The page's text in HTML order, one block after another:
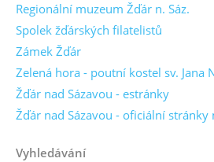
Regionální muzeum Žďár n. Sáz.
Spolek žďárských filatelistů
Zámek Žďár
Zelená hora - poutní kostel sv. Jana
Žďár nad Sázavou - estránky
Žďár nad Sázavou - oficiální stránky
Vyhledávání